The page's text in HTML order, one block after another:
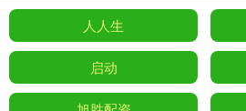
人人生
启动